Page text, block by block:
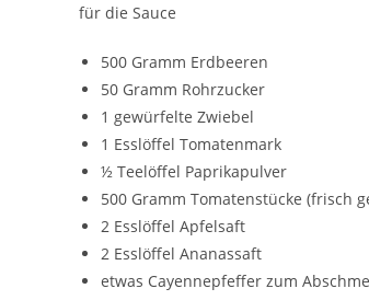
für die Sauce
500 Gramm Erdbeeren
50 Gramm Rohrzucker
1 gewürfelte Zwiebel
1 Esslöffel Tomatenmark
½ Teelöffel Paprikapulver
500 Gramm Tomatenstücke (frisch
2 Esslöffel Apfelsaft
2 Esslöffel Ananassaft
etwas Cayennepfeffer zum